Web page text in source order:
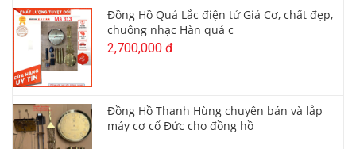
Đồng Hồ Quả Lắc điện tử Giả Cơ, chất đẹp,
chuông nhạc Hàn quá c
2,700,000 đ
Đồng Hồ Thanh Hùng chuyên bán và lắp
máy cơ cổ Đức cho đồng hồ